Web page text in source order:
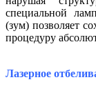
специальной
(зум) позволяет
процедуру
Лазерное